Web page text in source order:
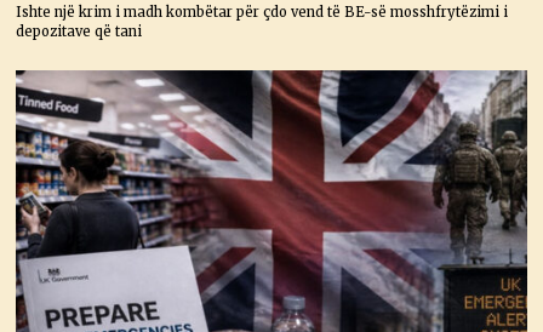
Ishte një krim i madh kombëtar për çdo vend të BE-së mosshfrytëzimi i
depozitave që tani